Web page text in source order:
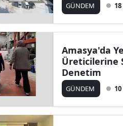
GÜNDEM
Amasya'da
Üreticilerine
Denetim
GÜNDEM